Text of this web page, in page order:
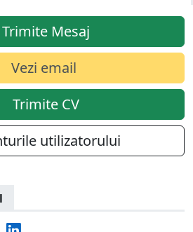
Trimite Mesaj
Vezi email
Trimite CV
utilizatorului